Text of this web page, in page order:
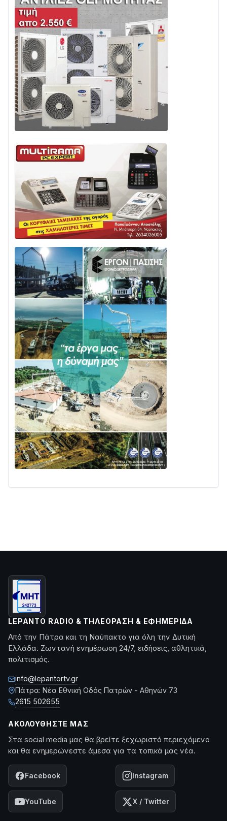
LEPANTO RADIO & ΤΗΛΕΌΡΑΣΗ & ΕΦΗΜΕΡΊΔΑ
Από την Πάτρα και τη Ναύπακτο για όλη την Δυτική
Ελλάδα. Ζωντανή ενημέρωση 24/7, ειδήσεις, αθλητικά,
πολιτισμός.
info@lepantortv.gr
Πάτρα: Νέα Εθνική Οδός Πατρών - Αθηνών 73
2615 502655
ΑΚΟΛΟΥΘΉΣΤΕ ΜΑΣ
Στα social media μας θα βρείτε ξεχωριστό περιεχόμενο
και θα ενημερώνεστε άμεσα για τα τοπικά μας νέα.
Facebook Instagram
YouTube X / Twitter